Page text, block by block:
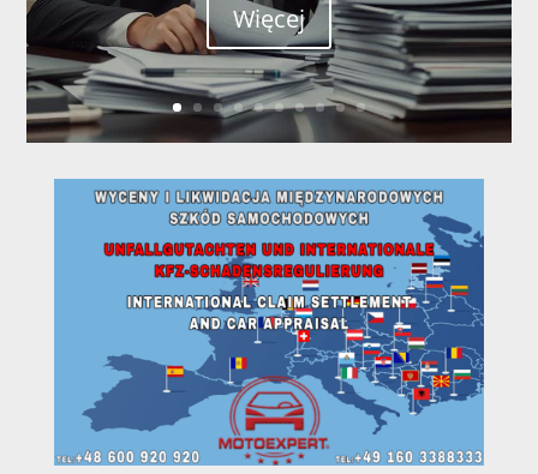
Więcej